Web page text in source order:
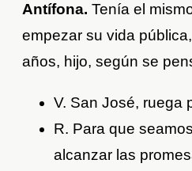
Antífona. Tenía el
empezar su vida
años, hijo, según se
V. San José, ruega
R. Para que
alcanzar las